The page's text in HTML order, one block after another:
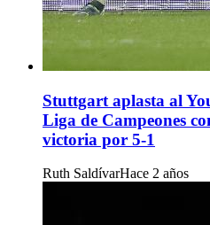
Stuttgart aplasta al
Liga de Campeones
victoria por 5-1
Ruth SaldívarHace 2 años